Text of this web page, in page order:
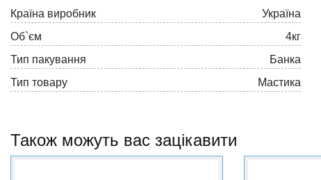
Країна виробник
Україна
Об`єм
4кг
Тип пакування
Банка
Тип товару
Мастика
Також можуть вас зацікавити